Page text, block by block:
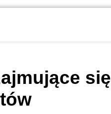
się